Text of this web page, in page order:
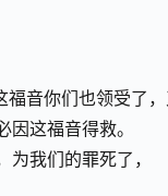
音你们也领受了
因这福音得救。
为我们的罪死了，